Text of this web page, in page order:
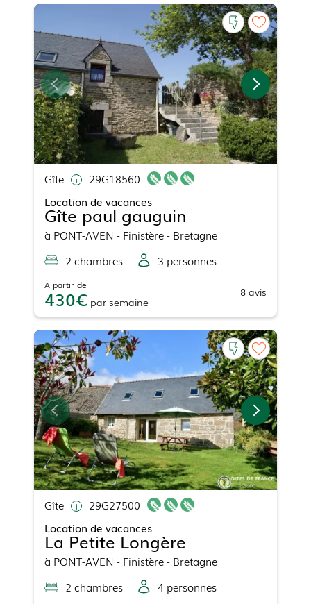
Gîte
29G18560
Location de vacances
Gîte paul gauguin
à PONT-AVEN - Finistère - Bretagne
2 chambres 3 personnes
À partir de
430 par semaine
8 avis
Gîte
29G27500
Location de vacances
La Petite Longère
à PONT-AVEN - Finistère - Bretagne
2 chambres 4 personnes